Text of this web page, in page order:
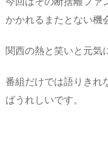
かかれるまたとない機
関西の熱と笑いと元気
番組だけでは語りきれ
ばうれしいです。